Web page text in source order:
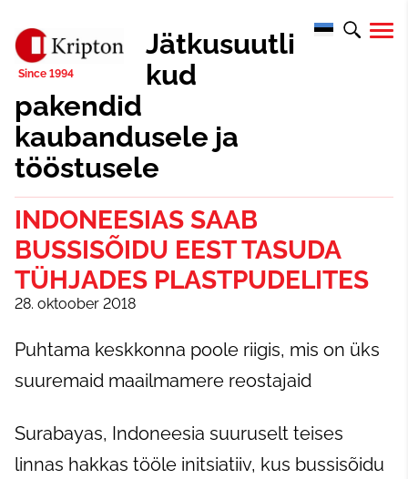
Jätkusuutli
kud
pakendid
kaubandusele ja
tööstusele
INDONEESIAS SAAB
BUSSISÕIDU EEST TASUDA
TÜHJADES PLASTPUDELITES
28. oktoober 2018
Puhtama keskkonna poole riigis, mis on üks
suuremaid maailmamere reostajaid
Surabayas, Indoneesia suuruselt teises
linnas hakkas tööle initsiatiiv, kus bussisõidu